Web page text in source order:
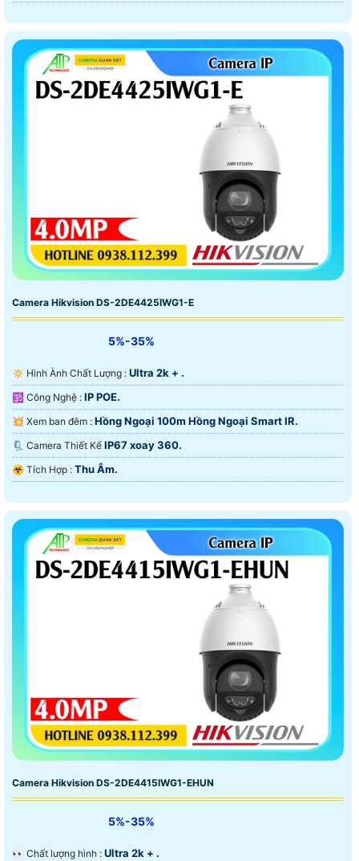
Camera Hikvision DS-2DE4425IWG1-E
5%-35%
🔅 Hình Ành Chất Lượng : Ultra 2k + .
🕉️ Công Nghệ : IP POE.
💥 Xem ban đêm : Hồng Ngoại 100m Hồng Ngoại Smart IR.
🗜️ Camera Thiết Kế IP67 xoay 360.
️☣️ Tích Hợp : Thu Âm.
Camera Hikvision DS-2DE4415IWG1-EHUN
5%-35%
️👀 Chất lượng hình : Ultra 2k + .